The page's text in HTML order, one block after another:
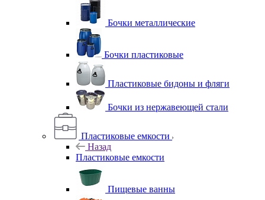
Бочки металлические
Бочки пластиковые
Пластиковые бидоны и фляги
Бочки из нержавеющей стали
Пластиковые емкости
Назад
Пластиковые емкости
Пищевые ванны